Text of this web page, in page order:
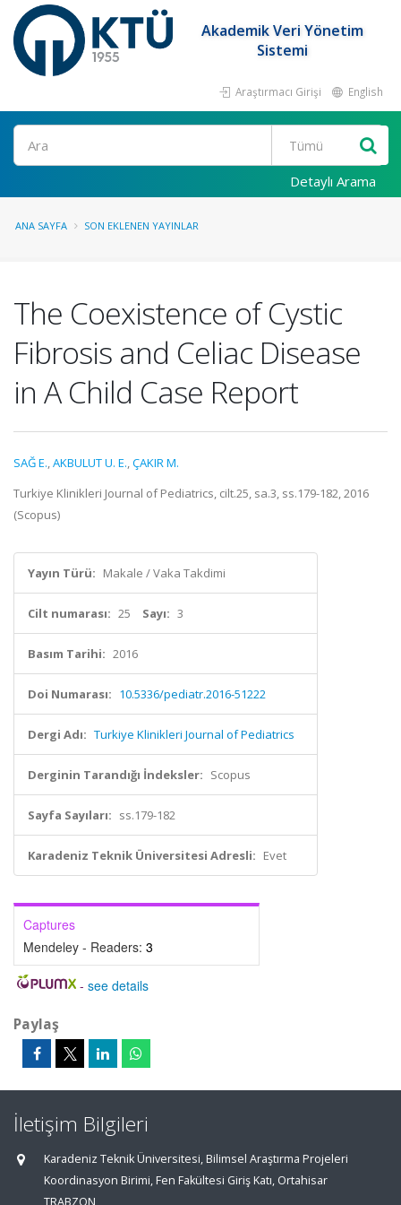
Akademik Veri Yönetim
Sistemi
Araştırmacı Girişi English
Ara
Detaylı Arama
ANA SAYFA SON EKLENEN YAYINLAR
The Coexistence of Cystic
Fibrosis and Celiac Disease
in A Child Case Report
SAĞ E.,AKBULUT U. E.,ÇAKIR M.
Turkiye Klinikleri Journal of Pediatrics, cilt.25, sa.3, ss.179-182, 2016
(Scopus)
Yayın Türü: Makale / Vaka Takdimi
Cilt numarası: 25 Sayı: 3
Basım Tarihi: 2016
Doi Numarası: 10.5336/pediatr.2016-51222
Dergi Adı: Turkiye Klinikleri Journal of Pediatrics
Derginin Tarandığı İndeksler: Scopus
Sayfa Sayıları: ss.179-182
Karadeniz Teknik Üniversitesi Adresli: Evet
Captures
Mendeley - Readers: 3
- see details
Paylaş
İletişim Bilgileri
Karadeniz Teknik Üniversitesi, Bilimsel Araştırma Projeleri
Koordinasyon Birimi, Fen Fakültesi Giriş Katı, Ortahisar
TRABZON